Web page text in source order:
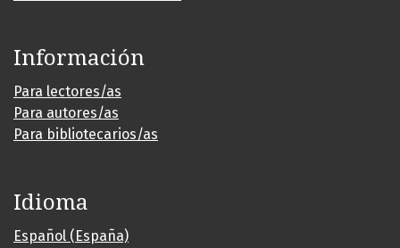
Información
Para lectores/as
Para autores/as
Para bibliotecarios/as
Idioma
Español (España)